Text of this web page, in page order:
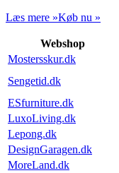
Læs mere »Køb nu »
Webshop
Mostersskur.dk
Sengetid.dk
ESfurniture.dk
LuxoLiving.dk
Lepong.dk
DesignGaragen.dk
MoreLand.dk